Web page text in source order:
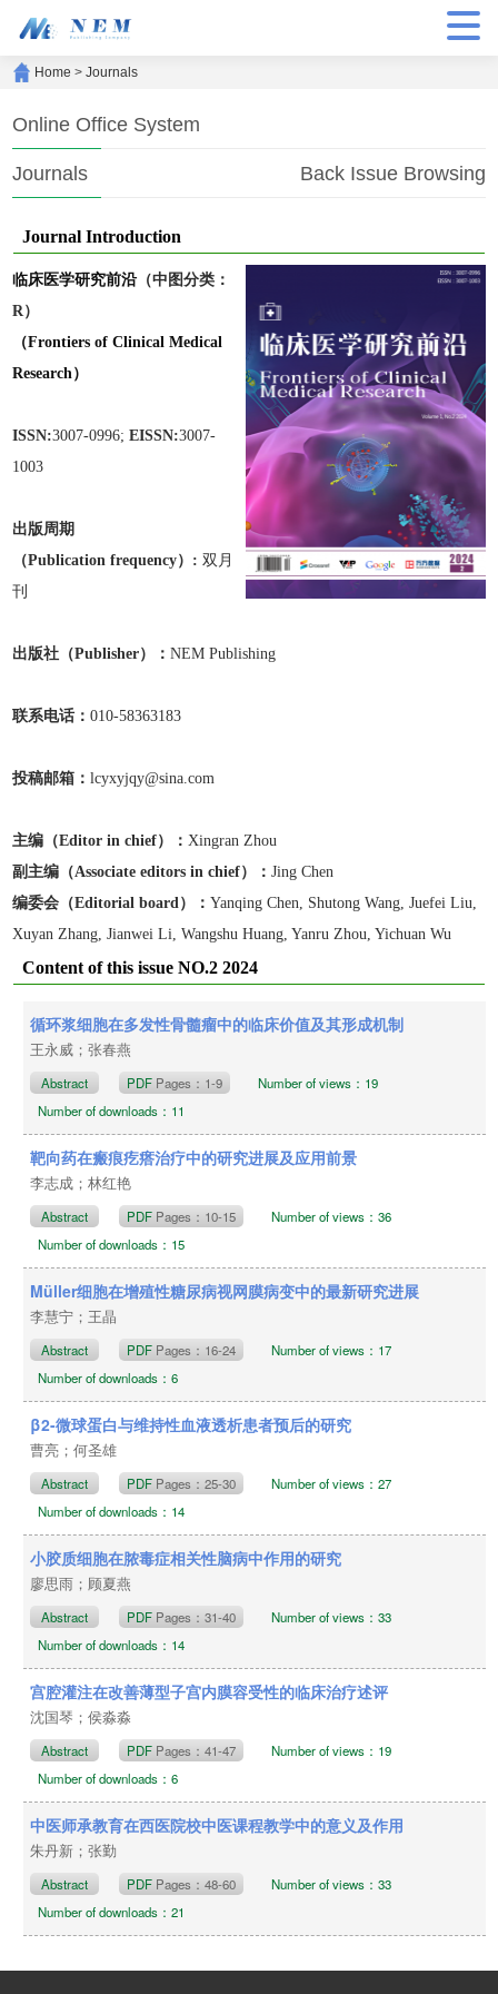
Home >Journals
Online Office System
Back Issue Browsing
Journals
Journal Introduction
临床医学研究前沿（中图分类：
R）
（Frontiers of Clinical Medical
Research）
ISSN:3007-0996; EISSN:3007-
1003
出版周期
（Publication frequency）:双月
刊
出版社 （Publisher）：NEM Publishing
联系电话：010-58363183
投稿邮箱：lcyxyjqy@sina.com
主编（Editor in chief）： Xingran Zhou
副主编 （Associate editors in chief） ：Jing Chen
编委会（Editorial board）：Yanqing Chen, Shutong Wang, Juefei Liu,
Xuyan Zhang, Jianwei Li, Wangshu Huang, Yanru Zhou, Yichuan Wu
Content of this issue NO.2 2024
循环浆细胞在多发性骨髓瘤中的临床价值及其形成机制
王永威；张春燕
Abstract PDF Pages：1-9
Number of views：19
Number of downloads：11
靶向药在瘢痕疙瘩治疗中的研究进展及应用前景
李志成；林红艳
Abstract PDF Pages：10-15
Number of views：36
Number of downloads：15
Müller细胞在增殖性糖尿病视网膜病变中的最新研究进展
李慧宁；王晶
Abstract PDF Pages：16-24
Number of views：17
Number of downloads：6
β2-微球蛋白与维持性血液透析患者预后的研究
曹亮；何圣雄
Abstract PDF Pages：25-30
Number of views：27
Number of downloads：14
小胶质细胞在脓毒症相关性脑病中作用的研究
廖思雨；顾夏燕
Abstract PDF Pages：31-40
Number of views：33
Number of downloads：14
宫腔灌注在改善薄型子宫内膜容受性的临床治疗述评
沈国琴；侯淼淼
Abstract PDF Pages：41-47
Number of views：19
Number of downloads：6
中医师承教育在西医院校中医课程教学中的意义及作用
朱丹新；张勤
Abstract PDF Pages：48-60
Number of views：33
Number of downloads：21